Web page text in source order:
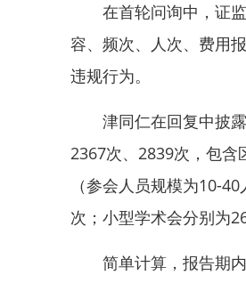
在首轮问询中，证监
容、频次、人次、费用
违规行为。
津同仁在回复中披露
2367次、2839次，包含
（参会人员规模为10-
次；小型学术会分别为
简单计算，报告期内